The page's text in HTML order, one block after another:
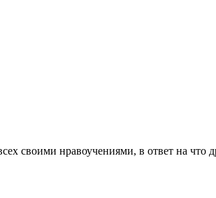
своими нравоучениями, в ответ на что